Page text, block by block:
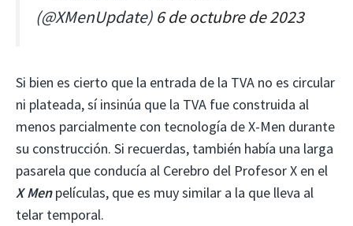
(@XMenUpdate) 6 de octubre de 2023
Si bien es cierto que la entrada de la TVA no es circular
ni plateada, sí insinúa que la TVA fue construida al
menos parcialmente con tecnología de X-Men durante
su construcción. Si recuerdas, también había una larga
pasarela que conducía al Cerebro del Profesor X en el
X Menpelículas, que es muy similar a la que lleva al
telar temporal.